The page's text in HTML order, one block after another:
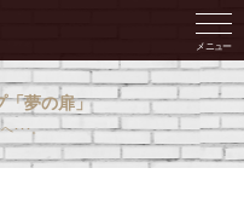
「夢の扉」
･･･。